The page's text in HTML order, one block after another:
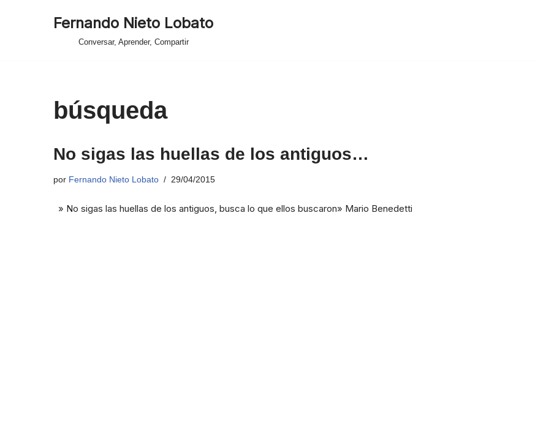
Fernando Nieto Lobato
Conversar, Aprender, Compartir
búsqueda
No sigas las huellas de los antiguos…
por Fernando Nieto Lobato 29/04/2015
» No sigas las huellas de los antiguos, busca lo que ellos buscaron» Mario Benedetti